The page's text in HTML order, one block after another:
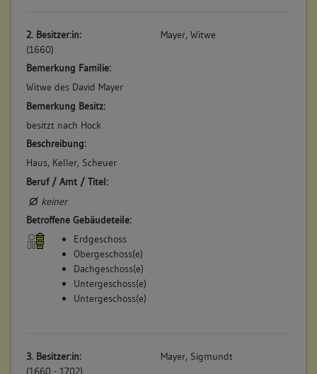
2. Besitzer:in:
(1660)
Mayer, Witwe
Bemerkung Familie:
Witwe des David Mayer
Bemerkung Besitz:
besitzt nach Hock
Beschreibung:
Haus, Keller, Scheuer
Beruf / Amt / Titel:
keiner
Betroffene Gebäudeteile:
Erdgeschoss
Obergeschoss(e)
Dachgeschoss(e)
Untergeschoss(e)
Untergeschoss(e)
3. Besitzer:in:
(1660 - 1702)
Mayer, Sigmundt